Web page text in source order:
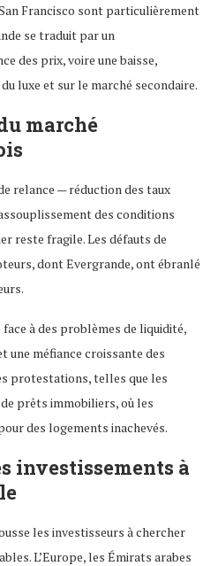
Francisco sont particulièrement
se traduit par un
des prix, voire une baisse,
luxe et sur le marché secondaire.
marché
relance — réduction des taux
des conditions
reste fragile. Les défauts de
dont Evergrande, ont ébranlé
à des problèmes de liquidité,
une méfiance croissante des
protestations, telles que les
prêts immobiliers, où les
des logements inachevés.
investissements à
les investisseurs à chercher
L’Europe, les Émirats arabes